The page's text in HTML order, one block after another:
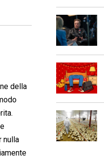
2
0
0
2
0
della
nulla